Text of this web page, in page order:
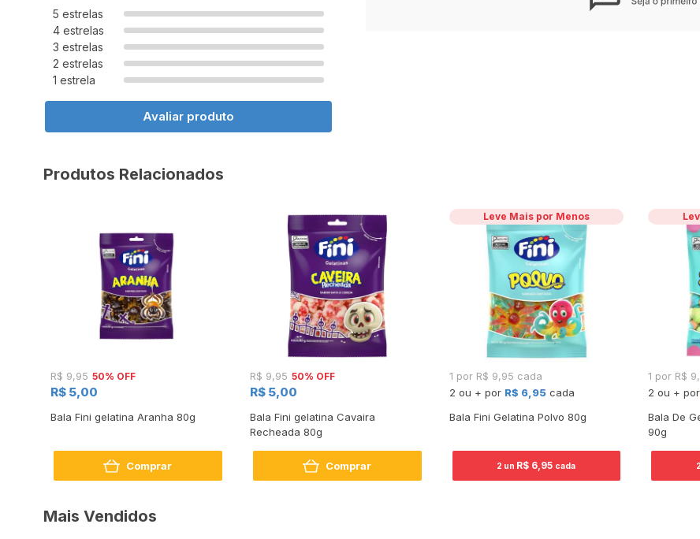
5 estrelas
4 estrelas
3 estrelas
2 estrelas
1 estrela
Avaliar produto
Produtos Relacionados
R$ 9,95 50% OFF
R$ 5,00
Bala Fini gelatina Aranha 80g
Comprar
R$ 9,95 50% OFF
R$ 5,00
Bala Fini gelatina Cavaira
Recheada 80g
Comprar
Leve Mais por Menos
1 por R$ 9,95 cada
2 ou + por R$ 6,95 cada
Bala Fini Gelatina Polvo 80g
2 un R$ 6,95 cada
1 por R$
2 ou + por
Bala De
90g
Mais Vendidos